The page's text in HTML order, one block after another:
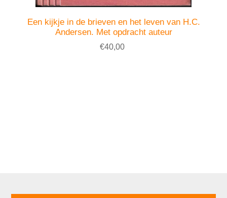
Een kijkje in de brieven en het leven van H.C.
Andersen. Met opdracht auteur
€40,00